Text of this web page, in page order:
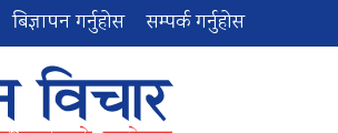
बिज्ञापन गर्नुहोस सम्पर्क गर्नुहोस